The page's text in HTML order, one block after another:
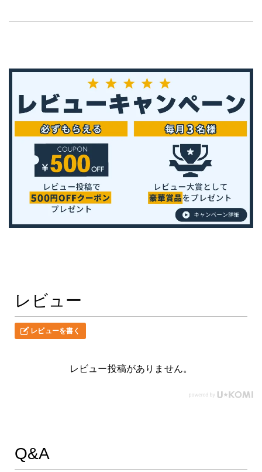
レビュー
レビューを書く
レビュー投稿がありません。
Q&A